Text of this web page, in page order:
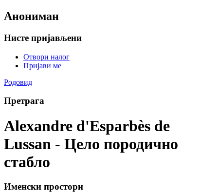
Анониман
Нисте пријављени
Отвори налог
Пријави ме
Родовид
Претрага
Alexandre d'Esparbès de
Lussan - Цело породично
стабло
Именски простори